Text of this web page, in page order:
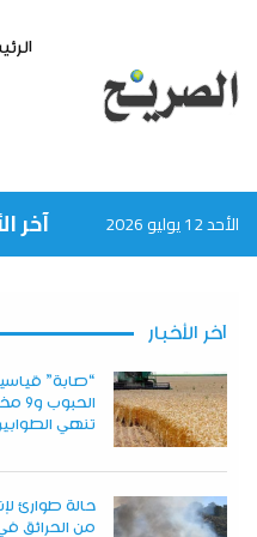
الأحد 12 يوليو 2026 آخر
آخر الأخبار
“صابة”
تنهي
حالة طوارئ
من الحرائق